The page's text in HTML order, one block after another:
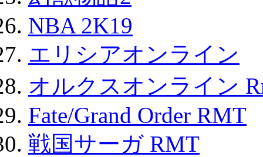
NBA 2K19
エリシアオンライン
オルクスオンライン
Fate/Grand Order RMT
戦国サーガ RMT